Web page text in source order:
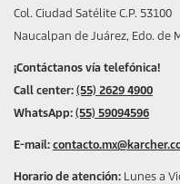
Col. Ciudad Satélite C.P. 53100
Naucalpan de Juárez, Edo. de
¡Contáctanos vía telefónica!
Call center: (55) 2629 4900
WhatsApp: (55) 59094596
E-mail:
Horario de atención: Lunes a